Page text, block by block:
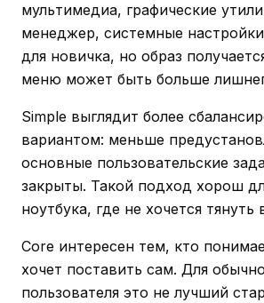
мультимедиа, графические
менеджер, системные
для новичка, но образ
меню может быть больше
Simple выглядит более
вариантом: меньше
основные пользовательские
закрыты. Такой подход хорош
ноутбука, где не хочется тянуть
Core интересен тем, кто
хочет поставить сам. Для
пользователя это не лучший